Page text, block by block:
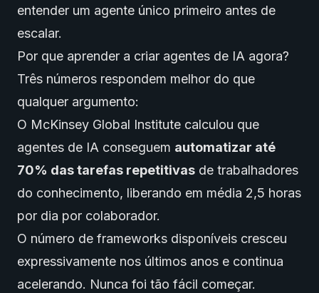
entender um agente único primeiro antes de
escalar.
Por que aprender a criar agentes de IA agora?
Três números respondem melhor do que
qualquer argumento:
O McKinsey Global Institute calculou que
agentes de IA conseguem automatizar até
70% das tarefas repetitivas de trabalhadores
do conhecimento, liberando em média 2,5 horas
por dia por colaborador.
O número de frameworks disponíveis cresceu
expressivamente nos últimos anos e continua
acelerando. Nunca foi tão fácil começar.